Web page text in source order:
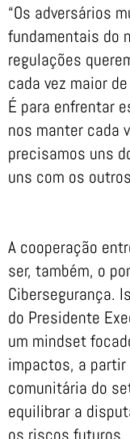
“Os adversários
fundamentais do
regulações
cada vez maior
É para enfrentar
nos manter cada
precisamos uns
uns com os
A cooperação
ser, também, o
Cibersegurança.
do Presidente
um mindset
impactos, a
comunitária do
equilibrar a
os riscos futuros.